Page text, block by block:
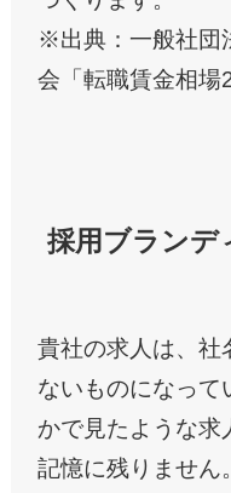
※出典：一般社団
会「転職賃金相場
採用ブランデ
貴社の求人は、社
ないものになって
かで見たような求
記憶に残りません